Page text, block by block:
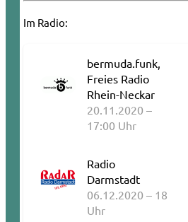
Im Radio:
bermuda.funk,
Freies Radio
Rhein-Neckar
20.11.2020 –
17:00 Uhr
Radio
Darmstadt
06.12.2020 – 18
Uhr